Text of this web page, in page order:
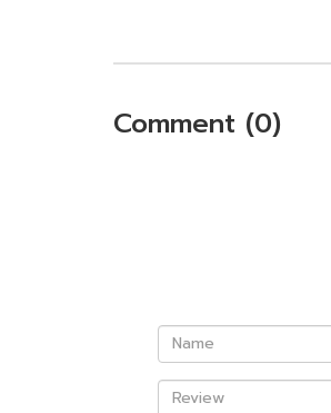
Comment (0)
Name
Review